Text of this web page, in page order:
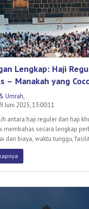
Lengkap: Haji
– Manakah yang
Umrah,
Juni 2025, 13:00:11
antara haji reguler dan haji
membahas secara lengkap
dari biaya, waktu tunggu,